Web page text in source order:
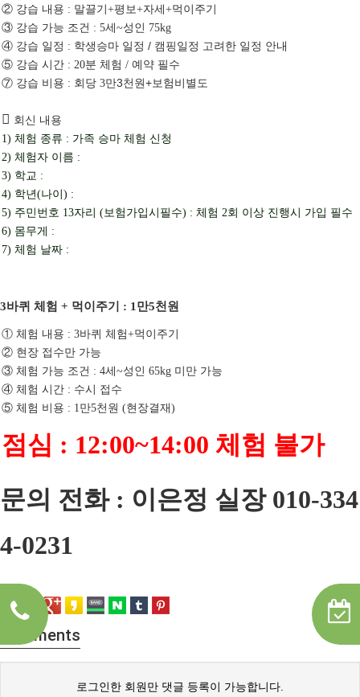
② 강습 내용 : 말끌기+평보+자세+먹이주기
③ 강습 가능 조건 : 5세~성인 75kg
④ 강습 일정 : 학생승마 일정 / 캠핑일정 고려한 일정 안내
⑤ 강습 시간 : 20분 체험/예약 필수
⑦ 강습 비용 : 회당3만3천원+보험비별도
 회신 내용
1)체험 종류 : 가족 승마 체험 신청
2)체험자 이름 :
3) 학교 :
4) 학년(나이) :
5) 주민번호 13자리(보험가입시필수) :체험 2회 이상 진행시 가입 필수
6) 몸무게 :
7)체험 날짜 :
3바퀴 체험 + 먹이주기 : 1만5천원
① 체험 내용 : 3바퀴 체험+먹이주기
② 현장 접수만 가능
③ 체험 가능 조건 : 4세~성인65kg 미만 가능
④ 체험 시간 : 수시 접수
⑤ 체험 비용 : 1만5천원(현장결재)
점심 : 12:00~14:00 체험 불가
문의 전화 : 이은정 실장 010-334
4-0231
Comments
로그인한 회원만 댓글 등록이 가능합니다.